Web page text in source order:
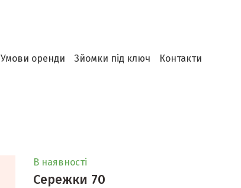
Умови оренди Зйомки під ключ Контакти
В наявності
Сережки 70